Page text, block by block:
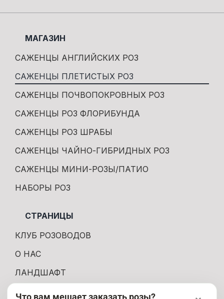
МАГАЗИН
САЖЕНЦЫ АНГЛИЙСКИХ РОЗ
САЖЕНЦЫ ПЛЕТИСТЫХ РОЗ
САЖЕНЦЫ ПОЧВОПОКРОВНЫХ РОЗ
САЖЕНЦЫ РОЗ ФЛОРИБУНДА
САЖЕНЦЫ РОЗ ШРАБЫ
САЖЕНЦЫ ЧАЙНО-ГИБРИДНЫХ РОЗ
САЖЕНЦЫ МИНИ-РОЗЫ/ПАТИО
НАБОРЫ РОЗ
СТРАНИЦЫ
КЛУБ РОЗОВОДОВ
О НАС
ЛАНДШАФТ
Что вам мешает заказать розы?